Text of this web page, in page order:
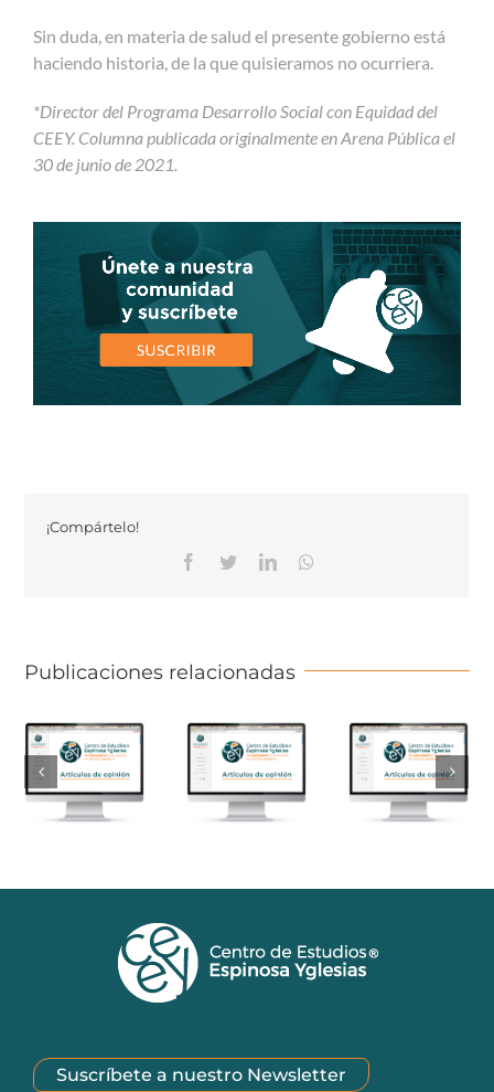
Sin duda, en materia de salud el presente gobierno está
haciendo historia, de la que quisieramos no ocurriera.
*Director del Programa Desarrollo Social con Equidad del
CEEY. Columna publicada originalmente en Arena Pública el
30 de junio de 2021.
¡Compártelo!
Facebook
TwitterLinkedinWhatsapp
Publicaciones relacionadas
Suscríbete a nuestro Newsletter